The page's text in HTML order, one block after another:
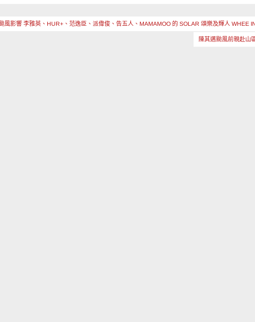
風影響 李雅英、HUR+、范逸臣、派偉俊、告五人、MAMAMOO 的 SOLAR 頌樂及輝人 WHEE
陳其邁颱風前親赴山